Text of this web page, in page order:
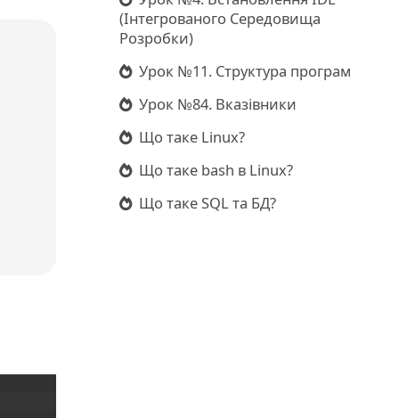
(Інтегрованого Середовища
Розробки)
Урок №11. Структура програм
Урок №84. Вказівники
Що таке Linux?
Що таке bash в Linux?
Що таке SQL та БД?